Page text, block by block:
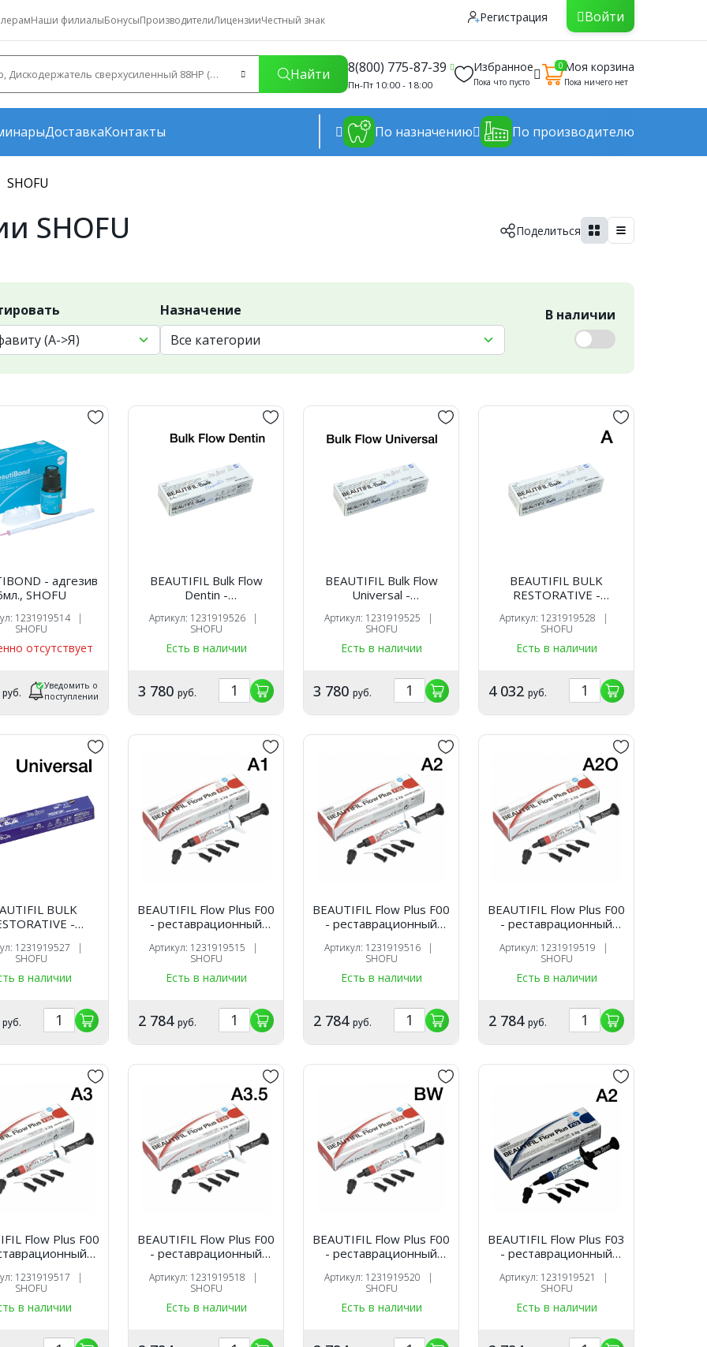
Наши филиалыБонусыПроизводителиЛицензииЧестный знак Регистрация Войти
Найти 8(800) 775-87-39
Пн-Пт 10:00 - 18:00
Избранное
Пока что пусто
0Моя корзина
Пока ничего нет
ДоставкаКонтакты По назначению По производителю
SHOFU
SHOFU Поделиться
Назначение В наличии
- адгезив
SHOFU
1231919514 |
SHOFU
отсутствует
руб.
Уведомить о
поступлении
BEAUTIFIL Bulk Flow
Dentin -
текучий материал,
шприц 2,4 гр., SHOFU
Артикул: 1231919526 |
SHOFU
Есть в наличии
3 780 руб.
BEAUTIFIL Bulk Flow
Universal -
текучий материал,
шприц 2,4 гр., SHOFU
Артикул: 1231919525 |
SHOFU
Есть в наличии
3 780 руб.
BEAUTIFIL BULK
RESTORATIVE -
текучий материал, цвет
A, шприц 4.5гр., SHOFU
Артикул: 1231919528 |
SHOFU
Есть в наличии
4 032 руб.
BULK
-
материал, цвет
шприц
SHOFU
1231919527 |
SHOFU
в наличии
руб.
BEAUTIFIL Flow Plus F00
- реставрационный
A1, шприц 2,2 гр.,
SHOFU
Артикул: 1231919515 |
SHOFU
Есть в наличии
2 784 руб.
BEAUTIFIL Flow Plus F00
- реставрационный
A2, шприц 2,2 гр.,
SHOFU
Артикул: 1231919516 |
SHOFU
Есть в наличии
2 784 руб.
BEAUTIFIL Flow Plus F00
- реставрационный
A2O, шприц 2,2 гр.,
SHOFU
Артикул: 1231919519 |
SHOFU
Есть в наличии
2 784 руб.
Flow Plus F00
2,2 гр.,
SHOFU
1231919517 |
SHOFU
в наличии
BEAUTIFIL Flow Plus F00
- реставрационный
A3.5, шприц 2,2 гр.,
SHOFU
Артикул: 1231919518 |
SHOFU
Есть в наличии
BEAUTIFIL Flow Plus F00
- реставрационный
BW, шприц 2,2 гр.,
SHOFU
Артикул: 1231919520 |
SHOFU
Есть в наличии
BEAUTIFIL Flow Plus F03
- реставрационный
A2, шприц 2,2 гр.,
SHOFU
Артикул: 1231919521 |
SHOFU
Есть в наличии